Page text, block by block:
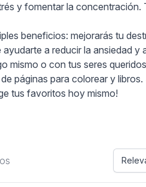
y fomentar la
beneficios: mejorarás tu
a reducir la ansiedad
mismo o con tus seres
páginas para colorear y
tus favoritos hoy mismo!